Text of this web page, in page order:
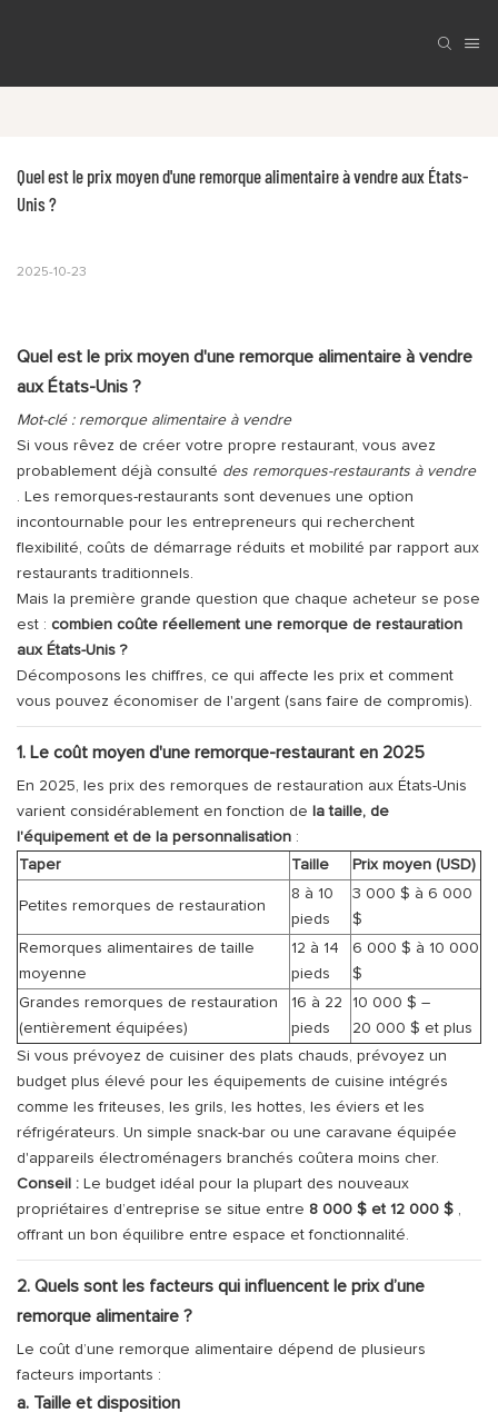
Quel est le prix moyen d'une remorque alimentaire à vendre aux États-
Unis ?
2025-10-23
Quel est le prix moyen d'une remorque alimentaire à vendre
aux États-Unis ?
Mot-clé : remorque alimentaire à vendre
Si vous rêvez de créer votre propre restaurant, vous avez
probablement déjà consulté des remorques-restaurants à vendre
. Les remorques-restaurants sont devenues une option
incontournable pour les entrepreneurs qui recherchent
flexibilité, coûts de démarrage réduits et mobilité par rapport aux
restaurants traditionnels.
Mais la première grande question que chaque acheteur se pose
est : combien coûte réellement une remorque de restauration
aux États-Unis ?
Décomposons les chiffres, ce qui affecte les prix et comment
vous pouvez économiser de l'argent (sans faire de compromis).
1. Le coût moyen d'une remorque-restaurant en 2025
En 2025, les prix des remorques de restauration aux États-Unis
varient considérablement en fonction de
la taille, de
l'équipement et de la personnalisation :
Taper
Taille Prix ​​moyen (USD)
Petites remorques de restauration
8 à 10
pieds
3 000 $ à 6 000
$
Remorques alimentaires de taille
moyenne
12 à 14
pieds
6 000 $ à 10 000
$
Grandes remorques de restauration
(entièrement équipées)
16 à 22
pieds
10 000 $ –
20 000 $ et plus
Si vous prévoyez de cuisiner des plats chauds, prévoyez un
budget plus élevé pour les équipements de cuisine intégrés
comme les friteuses, les grils, les hottes, les éviers et les
réfrigérateurs. Un simple snack-bar ou une caravane équipée
d'appareils électroménagers branchés coûtera moins cher.
Conseil : Le budget idéal pour la plupart des nouveaux
propriétaires d’entreprise se situe entre 8 000 $ et 12 000 $ ,
offrant un bon équilibre entre espace et fonctionnalité.
2. Quels sont les facteurs qui influencent le prix d’une
remorque alimentaire ?
Le coût d’une remorque alimentaire dépend de plusieurs
facteurs importants :
a. Taille et disposition